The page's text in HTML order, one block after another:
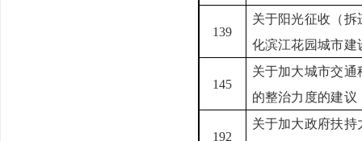
139
关于阳光征收（拆
化滨江花园城市建
145
关于加大城市交通
的整治力度的建议
192
关于加大政府扶持